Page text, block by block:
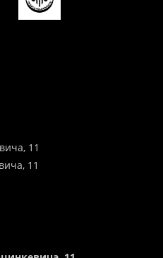
11
11